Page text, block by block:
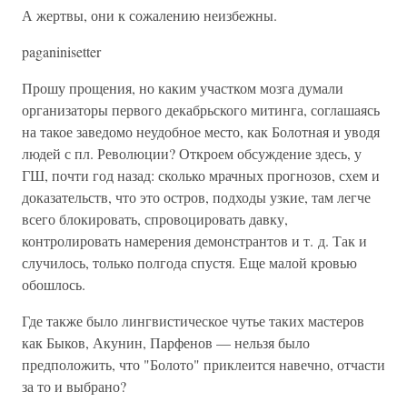
А жертвы, они к сожалению неизбежны.
paganinisetter
Прошу прощения, но каким участком мозга думали
организаторы первого декабрьского митинга, соглашаясь
на такое заведомо неудобное место, как Болотная и уводя
людей с пл. Революции? Откроем обсуждение здесь, у
ГШ, почти год назад: сколько мрачных прогнозов, схем и
доказательств, что это остров, подходы узкие, там легче
всего блокировать, спровоцировать давку,
контролировать намерения демонстрантов и т. д. Так и
случилось, только полгода спустя. Еще малой кровью
обошлось.
Где также было лингвистическое чутье таких мастеров
как Быков, Акунин, Парфенов — нельзя было
предположить, что "Болото" приклеится навечно, отчасти
за то и выбрано?